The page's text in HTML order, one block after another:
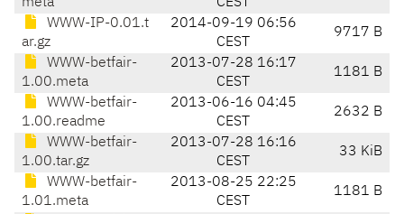
WWW-IP-0.01.t
ar.gz
2014-09-19 06:56
CEST
9717 B
WWW-betfair-
1.00.meta
2013-07-28 16:17
CEST
1181 B
WWW-betfair-
1.00.readme
2013-06-16 04:45
CEST
2632 B
WWW-betfair-
1.00.tar.gz
2013-07-28 16:16
CEST
33 KiB
WWW-betfair-
1.01.meta
2013-08-25 22:25
CEST
1181 B